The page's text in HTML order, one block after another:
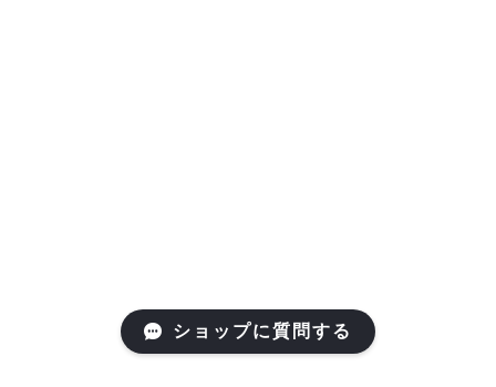
ショップに質問する